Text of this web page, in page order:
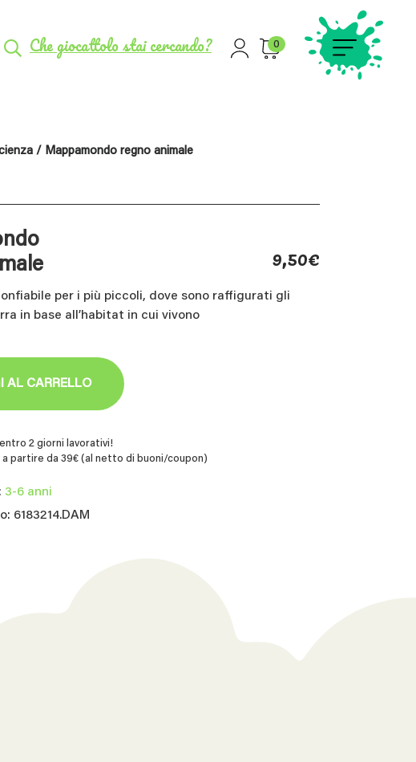
Che giocattolo stai cercando? 0
/ Mappamondo regno animale
9,50€
per i più piccoli, dove sono raffigurati gli
in base all’habitat in cui vivono
AL CARRELLO
2 giorni lavorativi!
partire da 39€ (al netto di buoni/coupon)
3-6 anni
6183214.DAM